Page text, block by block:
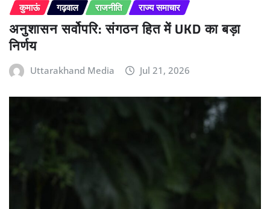
कुमाऊं गढ़वाल राजनीति राज्य समाचार
अनुशासन सर्वोपरि: संगठन हित में UKD का बड़ा
निर्णय
Uttarakhand Media Jul 21, 2026